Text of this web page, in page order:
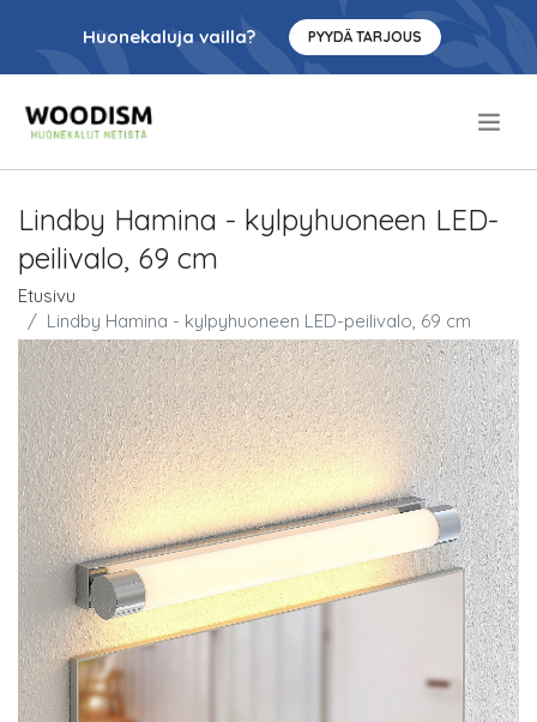
Huonekaluja vailla? PYYDÄ TARJOUS
Lindby Hamina - kylpyhuoneen LED-
peilivalo, 69 cm
Etusivu
Lindby Hamina - kylpyhuoneen LED-peilivalo, 69 cm